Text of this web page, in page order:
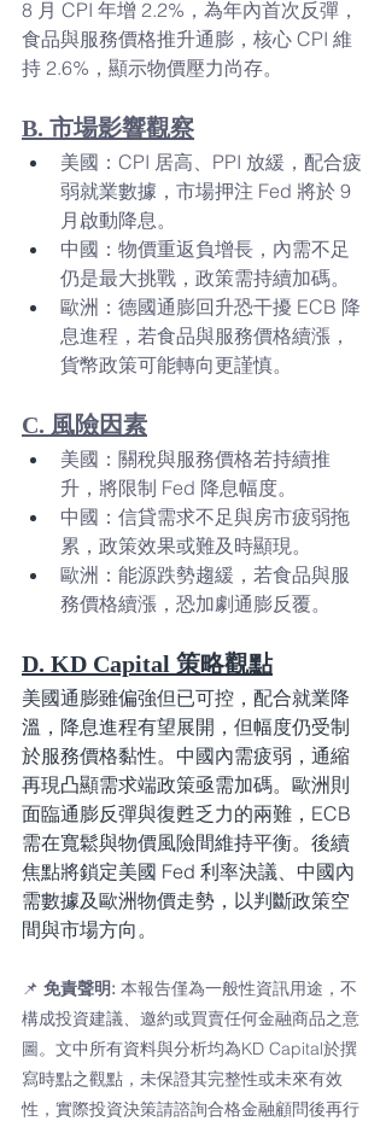
8 月 CPI 年增 2.2%，為年內首次反彈，
食品與服務價格推升通膨，核心 CPI 維
持 2.6%，顯示物價壓力尚存。
B. 市場影響觀察
美國：CPI 居高、PPI 放緩，配合疲
弱就業數據，市場押注 Fed 將於 9
月啟動降息。
中國：物價重返負增長，內需不足
仍是最大挑戰，政策需持續加碼。
歐洲：德國通膨回升恐干擾 ECB 降
息進程，若食品與服務價格續漲，
貨幣政策可能轉向更謹慎。
C. 風險因素
美國：關稅與服務價格若持續推
升，將限制 Fed 降息幅度。
中國：信貸需求不足與房市疲弱拖
累，政策效果或難及時顯現。
歐洲：能源跌勢趨緩，若食品與服
務價格續漲，恐加劇通膨反覆。
D. KD Capital 策略觀點
美國通膨雖偏強但已可控，配合就業降
溫，降息進程有望展開，但幅度仍受制
於服務價格黏性。中國內需疲弱，通縮
再現凸顯需求端政策亟需加碼。歐洲則
面臨通膨反彈與復甦乏力的兩難，ECB
需在寬鬆與物價風險間維持平衡。後續
焦點將鎖定美國 Fed 利率決議、中國內
需數據及歐洲物價走勢，以判斷政策空
間與市場方向。
📌 免責聲明: 本報告僅為一般性資訊用途，不
構成投資建議、邀約或買賣任何金融商品之意
圖。文中所有資料與分析均為KD Capital於撰
寫時點之觀點，未保證其完整性或未來有效
性，實際投資決策請諮詢合格金融顧問後再行